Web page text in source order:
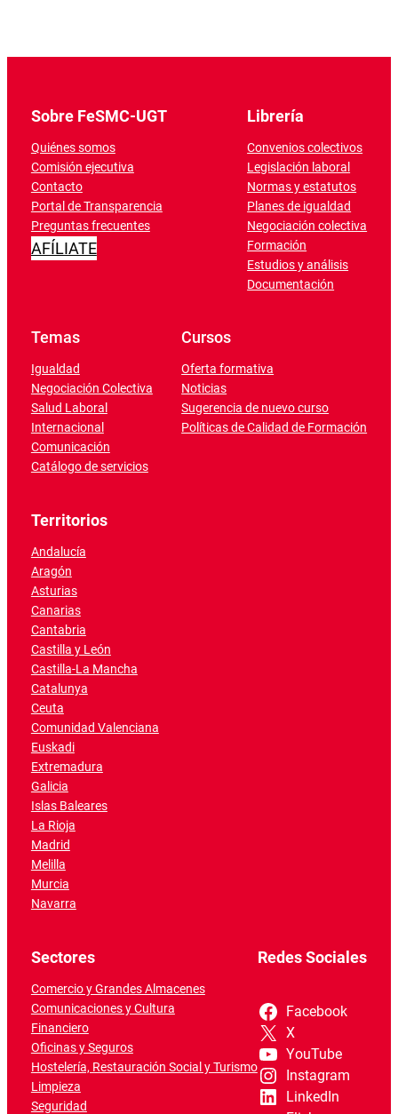
Sobre FeSMC-UGT
Quiénes somos
Comisión ejecutiva
Contacto
Portal de Transparencia
Preguntas frecuentes
AFÍLIATE
Librería
Convenios colectivos
Legislación laboral
Normas y estatutos
Planes de igualdad
Negociación colectiva
Formación
Estudios y análisis
Documentación
Temas
Igualdad
Negociación Colectiva
Salud Laboral
Internacional
Comunicación
Catálogo de servicios
Cursos
Oferta formativa
Noticias
Sugerencia de nuevo curso
Políticas de Calidad de Formación
Territorios
Andalucía
Aragón
Asturias
Canarias
Cantabria
Castilla y León
Castilla-La Mancha
Catalunya
Ceuta
Comunidad Valenciana
Euskadi
Extremadura
Galicia
Islas Baleares
La Rioja
Madrid
Melilla
Murcia
Navarra
Sectores
Comercio y Grandes Almacenes
Comunicaciones y Cultura
Financiero
Oficinas y Seguros
Hostelería, Restauración Social y Turismo
Limpieza
Seguridad
Redes Sociales
Facebook
X
YouTube
Instagram
LinkedIn